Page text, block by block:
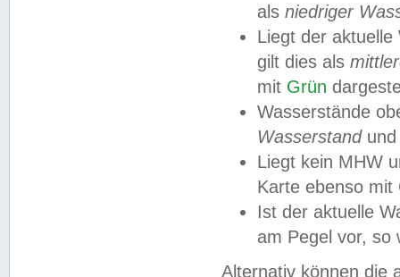
als niedriger
Liegt der
gilt dies als
mit Grün
Wasserstände
Wasserstandund
Liegt kein MHW
Karte ebenso mit
Ist der aktuelle
am Pegel vor,
Alternativ können die